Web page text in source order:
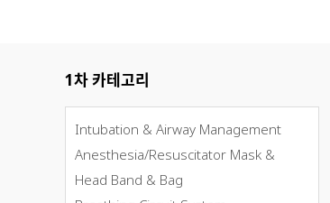
1차 카테고리
Intubation & Airway Management
Anesthesia/Resuscitator Mask &
Head Band & Bag